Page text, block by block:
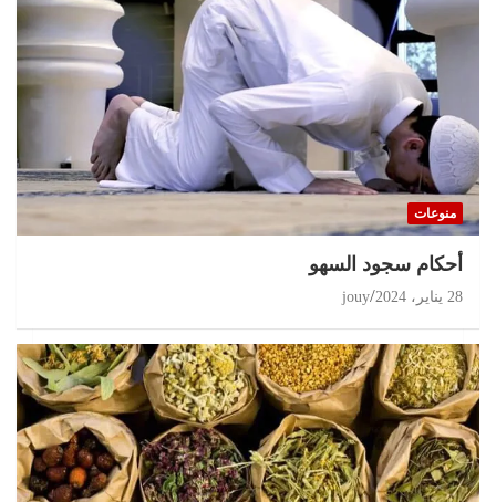
منوعات
أحكام سجود السهو
28 يناير، 2024 jouy